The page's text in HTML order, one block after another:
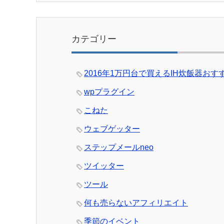
カテゴリー
2016年1万円台で買えるIH炊飯器おす
wpプラグイン
こねた
ウェブゲッター
ステップメールneo
ツイッター
ツール
何も売らないアフィリエイト
季節のイベント